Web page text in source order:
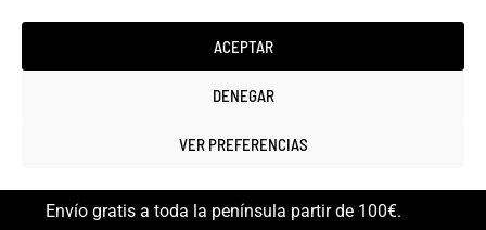
ACEPTAR
DENEGAR
VER PREFERENCIAS
Copyright ©2025 minicarfilms.com
Envío gratis a toda la península partir de 100€.